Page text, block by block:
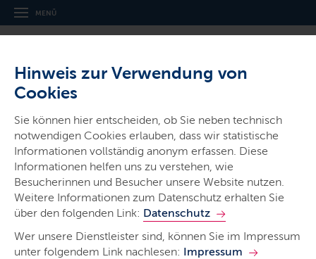
Hinweis zur Verwendung von
Cookies
Sie können hier entscheiden, ob Sie neben technisch
notwendigen Cookies erlauben, dass wir statistische
Informationen vollständig anonym erfassen. Diese
Informationen helfen uns zu verstehen, wie
Besucherinnen und Besucher unsere Website nutzen.
Weitere Informationen zum Datenschutz erhalten Sie
über den folgenden Link: Datenschutz
Wer unsere Dienstleister sind, können Sie im Impressum
unter folgendem Link nachlesen: Impressum
MENÜ
Landesbetrieb
Straßenbau und Verkehr
Schleswig-Holstein
Ministerien & Behörden